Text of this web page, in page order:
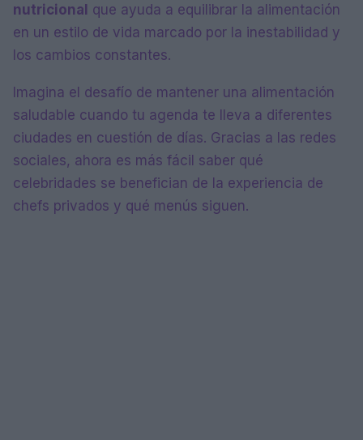
nutricional que ayuda a equilibrar la alimentación
en un estilo de vida marcado por la inestabilidad y
los cambios constantes.
Imagina el desafío de mantener una alimentación
saludable cuando tu agenda te lleva a diferentes
ciudades en cuestión de días. Gracias a las redes
sociales, ahora es más fácil saber qué
celebridades se benefician de la experiencia de
chefs privados y qué menús siguen.